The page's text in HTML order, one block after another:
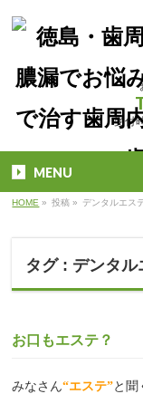
受付
MENU
HOME » 投稿 » デンタルエス
タグ : デンタル
お口もエステ？
みなさん“エステ”と聞